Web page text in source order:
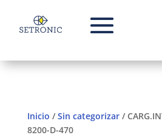
Inicio /Sin categorizar/
8200-D-470